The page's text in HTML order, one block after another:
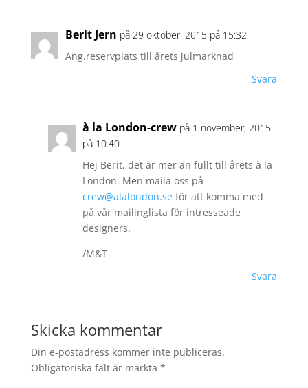
Berit Jern på 29 oktober, 2015 på 15:32
Ang.reservplats till årets julmarknad
Svara
à la London-crew på 1 november, 2015
på 10:40
Hej Berit, det är mer än fullt till årets à la
London. Men maila oss på
crew@alalondon.seför att komma med
på vår mailinglista för intresseade
designers.
/M&T
Svara
Skicka kommentar
Din e-postadress kommer inte publiceras.
Obligatoriska fält är märkta *